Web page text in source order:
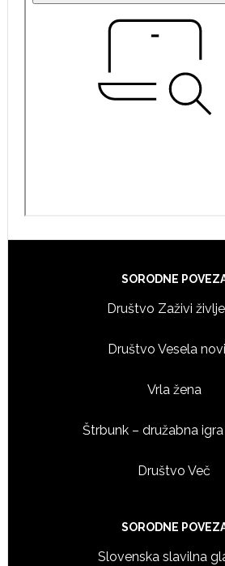
SORODNE
Društvo Zaživi
Društvo Vesela
Vrla žena
Štrbunk – družabna
Društvo Več
SORODNE
Slovenska slavilna